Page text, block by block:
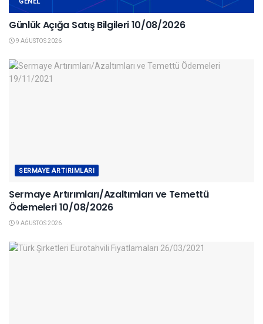
Günlük Açığa Satış Bilgileri 10/08/2026
9 AĞUSTOS 2026
SERMAYE ARTIRIMLARI
Sermaye Artırımları/Azaltımları ve Temettü
Ödemeleri 10/08/2026
9 AĞUSTOS 2026